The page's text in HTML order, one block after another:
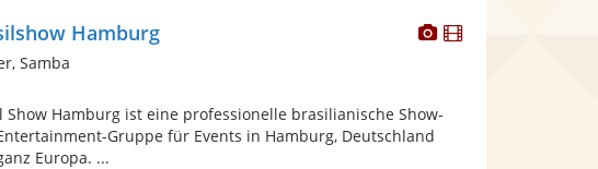
DieserDieser
Hamburg
Samba
Show Hamburg ist eine professionelle brasilianische Show-
Gruppe für Events in Hamburg, Deutschland
Europa. ...